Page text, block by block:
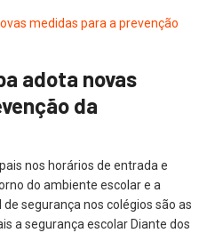
adota novas
da
nos horários de entrada e
do ambiente escolar e a
segurança nos colégios são as
a segurança escolar Diante dos